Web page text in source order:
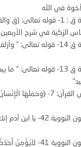
في الله
المجيد)
الزكية في شرح الأربعين
تفسير سورة ق 14- قوله
تفسير سورة ق 13- قوله
الإنسان في القرآن: 7-
شرح الأربعون النووية
شرح الأربعون